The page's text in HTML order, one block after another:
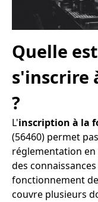
Quelle
s'inscrire
?
L'inscription à la
(56460) permet
réglementation en
des
fonctionnement
couvre plusieurs